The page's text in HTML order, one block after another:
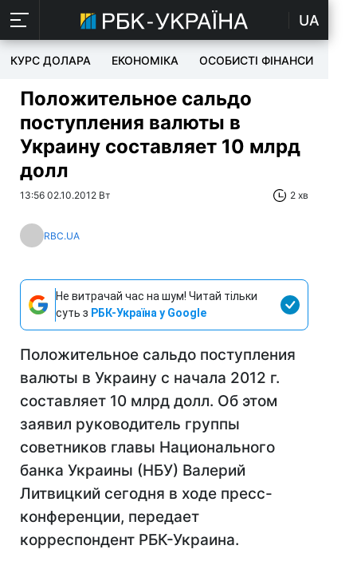
UA
КУРС ДОЛАРА ЕКОНОМІКА ОСОБИСТІ ФІНАНСИ
Положительное сальдо
поступления валюты в
Украину составляет 10 млрд
долл
13:56 02.10.2012 Вт 2 хв
RBC.UA
Не витрачай час на шум! Читай тільки
суть з РБК-Україна у Google
Положительное сальдо поступления
валюты в Украину с начала 2012 г.
составляет 10 млрд долл. Об этом
заявил руководитель группы
советников главы Национального
банка Украины (НБУ) Валерий
Литвицкий сегодня в ходе пресс-
конференции, передает
корреспондент РБК-Украина.